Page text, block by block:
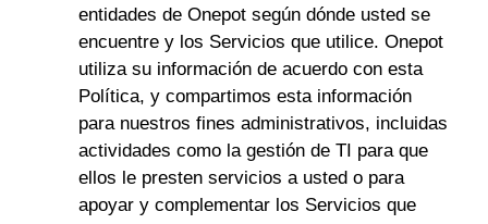
entidades de Onepot según dónde usted se
encuentre y los Servicios que utilice. Onepot
utiliza su información de acuerdo con esta
Política, y compartimos esta información
para nuestros fines administrativos, incluidas
actividades como la gestión de TI para que
ellos le presten servicios a usted o para
apoyar y complementar los Servicios que